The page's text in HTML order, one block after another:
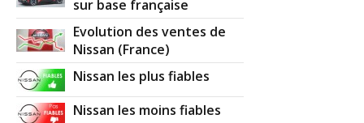
sur base française
Evolution des ventes de
Nissan (France)
Nissan les plus fiables
Nissan les moins fiables